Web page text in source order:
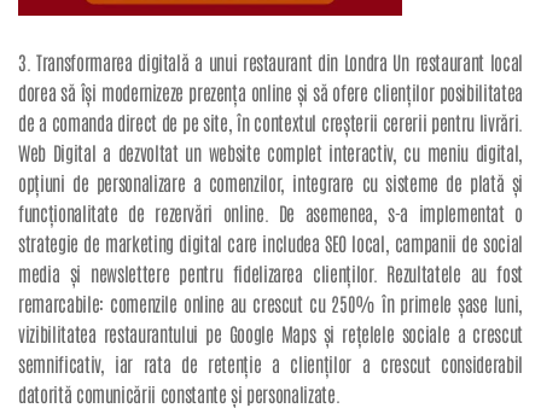
3. Transformarea digitală a unui restaurant din Londra Un restaurant local
dorea să își modernizeze prezența online și să ofere clienților posibilitatea
de a comanda direct de pe site, în contextul creșterii cererii pentru livrări.
Web Digital a dezvoltat un website complet interactiv, cu meniu digital,
opțiuni de personalizare a comenzilor, integrare cu sisteme de plată și
funcționalitate de rezervări online. De asemenea, s-a implementat o
strategie de marketing digital care includea SEO local, campanii de social
media și newslettere pentru fidelizarea clienților. Rezultatele au fost
remarcabile: comenzile online au crescut cu 250% în primele șase luni,
vizibilitatea restaurantului pe Google Maps și rețelele sociale a crescut
semnificativ, iar rata de retenție a clienților a crescut considerabil
datorită comunicării constante și personalizate.